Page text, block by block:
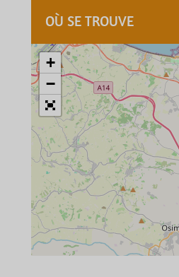
OÙ SE TROUVE
+
−